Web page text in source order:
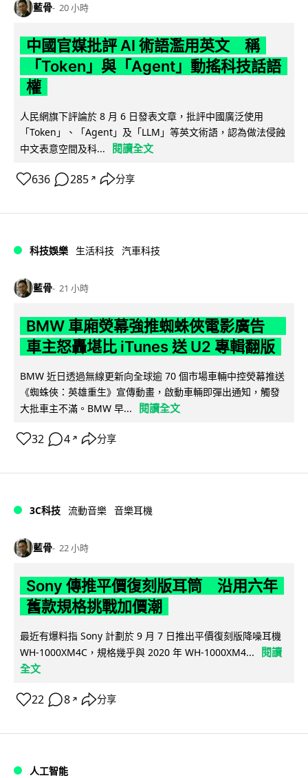
藍骨 20 小時
中國官媒批評 AI 術語濫用英文 稱
「Token」與「Agent」動搖科技話語
權
人民網旗下評論於 8 月 6 日發表文章，批評中國廣泛使用
「Token」、「Agent」及「LLM」等英文術語，認為做法侵蝕
中文表意空間及科...
閱讀全文
636 285 ↗ 分享
科技娛樂 生活科技 汽車科技
藍骨 21 小時
BMW 車廂熒幕強推蜘蛛俠電影廣告
車主怒轟堪比 iTunes 送 U2 專輯翻版
BMW 近日透過無線更新向全球逾 70 個市場車輛中控熒幕推送
《蜘蛛俠：英雄重生》宣傳動畫，啟動車輛即彈出通知，觸發
大批車主不滿。BMW 早...
閱讀全文
32 4 ↗ 分享
3C科技 流動音樂 音樂耳機
藍骨 22 小時
Sony 傳推平價復刻版耳筒 沿用六年
舊款規格挑戰加價潮
最近有爆料指 Sony 計劃於 9 月 7 日推出平價復刻版降噪耳機
WH-1000XM4C，規格幾乎與 2020 年 WH-1000XM4...
閱讀
全文
22 8 ↗ 分享
人工智能